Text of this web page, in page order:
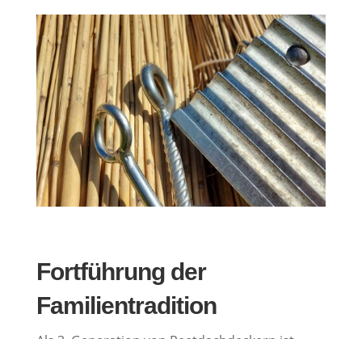
Fortführung der
Familientradition